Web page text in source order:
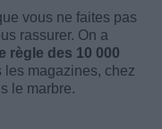
vous ne faites pas
rassurer. On a
règle des 10 000
les magazines, chez
le marbre.